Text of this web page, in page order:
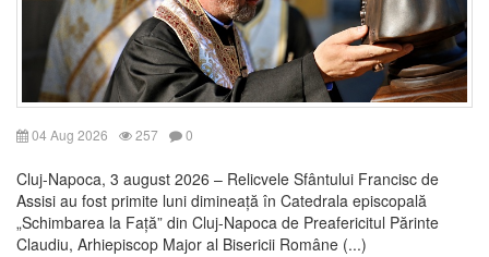
04 Aug 2026 257 0
Cluj-Napoca, 3 august 2026 – Relicvele Sfântului Francisc de
Assisi au fost primite luni dimineață în Catedrala episcopală
„Schimbarea la Față” din Cluj-Napoca de Preafericitul Părinte
Claudiu, Arhiepiscop Major al Bisericii Române (...)